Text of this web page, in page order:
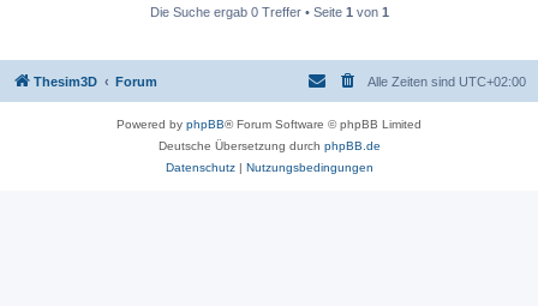
Die Suche ergab 0 Treffer • Seite 1 von 1
Thesim3D Forum Alle Zeiten sind UTC+02:00
Powered by phpBB® Forum Software © phpBB Limited
Deutsche Übersetzung durch phpBB.de
Datenschutz| Nutzungsbedingungen